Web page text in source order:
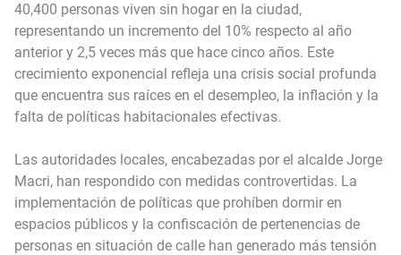
40,400 personas viven sin hogar en la ciudad,
representando un incremento del 10% respecto al año
anterior y 2,5 veces más que hace cinco años. Este
crecimiento exponencial refleja una crisis social profunda
que encuentra sus raíces en el desempleo, la inflación y la
falta de políticas habitacionales efectivas.
Las autoridades locales, encabezadas por el alcalde Jorge
Macri, han respondido con medidas controvertidas. La
implementación de políticas que prohíben dormir en
espacios públicos y la confiscación de pertenencias de
personas en situación de calle han generado más tensión